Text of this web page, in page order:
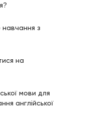
з
на
мови для
англійської